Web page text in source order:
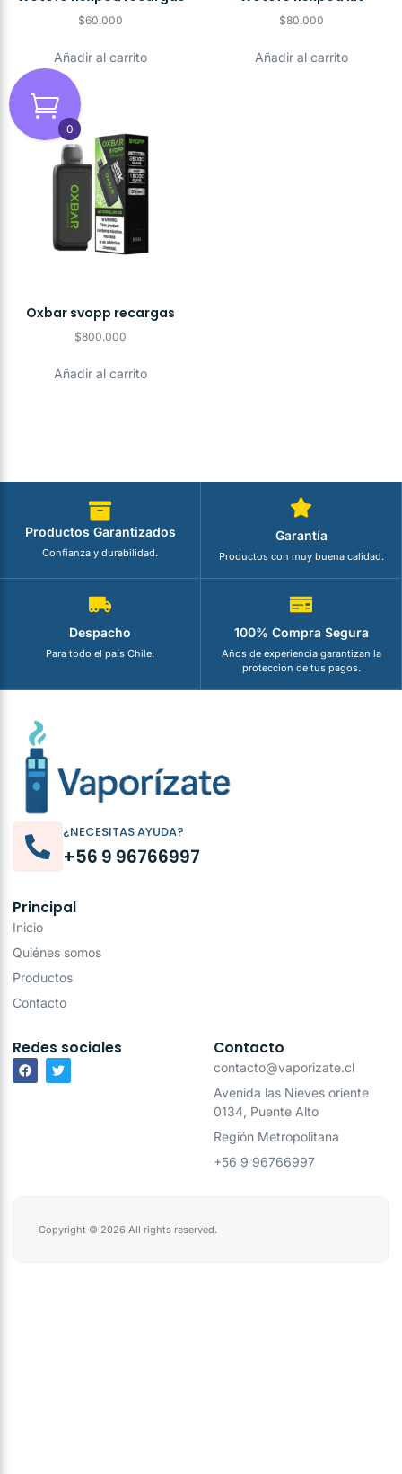
$60.000
Añadir al carrito
$80.000
Añadir al carrito
Oxbar svopp recargas
$800.000
Añadir al carrito
Productos Garantizados
Confianza y durabilidad.
Garantía
Productos con muy buena calidad.
Despacho
Para todo el país Chile.
100% Compra Segura
Años de experiencia garantizan la
protección de tus pagos.
¿NECESITAS AYUDA?
+56 9 96766997
Principal
Inicio
Quiénes somos
Productos
Contacto
Redes sociales Contacto
contacto@vaporizate.cl
Avenida las Nieves oriente
0134, Puente Alto
Región Metropolitana
+56 9 96766997
Copyright © 2026 All rights reserved.
0